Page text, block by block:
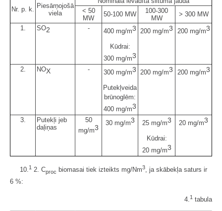
Nr. p. k. Piesārņojošā
viela
< 50
MW
50-100 MW
100-300
MW
> 300 MW
1.
SO2 - 400 mg/m3
Kūdrai:
300 mg/m3
200 mg/m3 200 mg/m3
2. NOX - 300 mg/m3
Putekļveida
brūnoglēm:
400 mg/m3
200 mg/m3 200 mg/m3
3.
Putekļi jeb
daļiņas
50
mg/m3
30 mg/m3 25 mg/m3
Kūdrai:
20 mg/m3
20 mg/m3
10.1 2. Cproc biomasai tiek izteikts mg/Nm3, ja skābekļa saturs ir
6 %:
4.1 tabula